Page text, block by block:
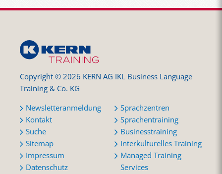
Copyright © 2026 KERN AG IKL Business Language
Training & Co. KG
Newsletteranmeldung
Kontakt
Suche
Sitemap
Impressum
Datenschutz
Sprachzentren
Sprachentraining
Businesstraining
Interkulturelles Training
Managed Training
Services